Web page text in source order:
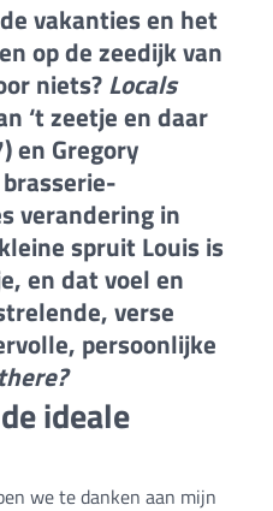
vakanties en het
op de zeedijk van
niets? Locals
‘t zeetje en daar
en Gregory
verandering in
spruit Louis is
en dat voel en
verse
persoonlijke
ideale
we te danken aan mijn